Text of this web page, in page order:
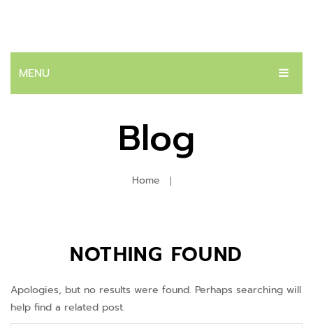
MENU
Blog
Home
NOTHING FOUND
Apologies, but no results were found. Perhaps searching will
help find a related post.